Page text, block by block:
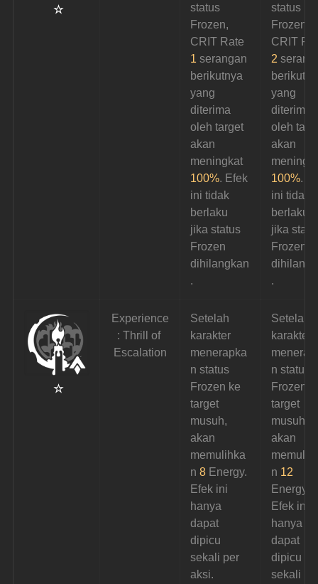
☆
status
Frozen,
CRIT Rate
1 serangan
berikutnya
yang
diterima
oleh target
akan
meningkat
100%. Efek
ini tidak
berlaku
jika status
Frozen
dihilangkan
.
status
Frozen,
CRIT
2
yang
diterima
oleh
akan
100%.
ini tidak
berlaku
jika
Frozen
.
☆
Experience
: Thrill of
Escalation
Setelah
karakter
menerapka
n status
Frozen ke
target
musuh,
akan
memulihka
n 8 Energy.
Efek ini
hanya
dapat
dipicu
sekali per
aksi.
Setelah
karakter
n status
Frozen
target
musuh,
akan
n 12
Energy.
Efek ini
hanya
dapat
dipicu
sekali